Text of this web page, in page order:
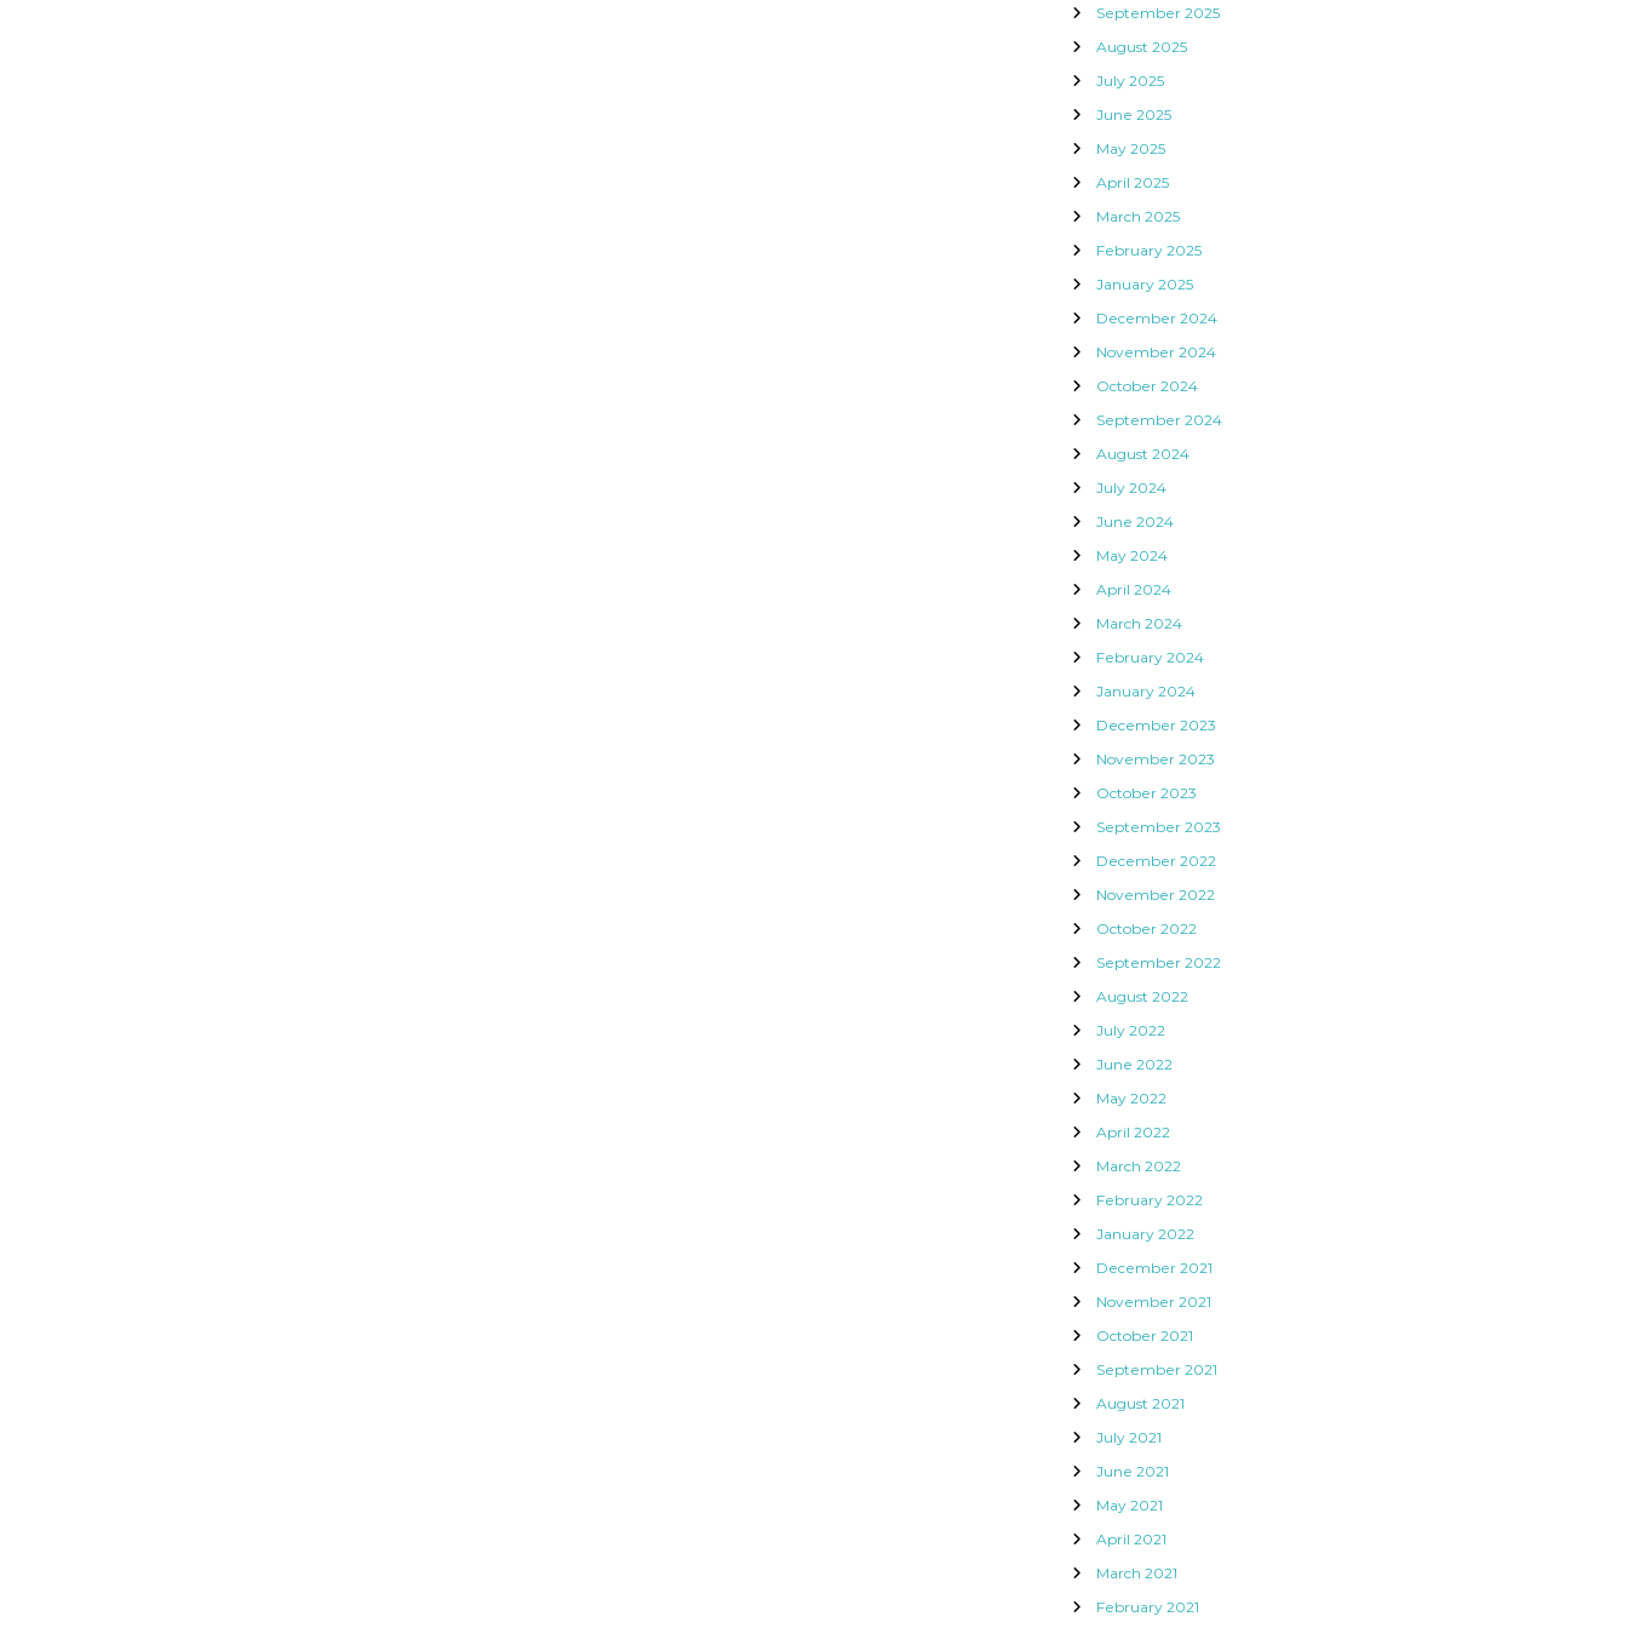
September 2025
August 2025
July 2025
June 2025
May 2025
April 2025
March 2025
February 2025
January 2025
December 2024
November 2024
October 2024
September 2024
August 2024
July 2024
June 2024
May 2024
April 2024
March 2024
February 2024
January 2024
December 2023
November 2023
October 2023
September 2023
December 2022
November 2022
October 2022
September 2022
August 2022
July 2022
June 2022
May 2022
April 2022
March 2022
February 2022
January 2022
December 2021
November 2021
October 2021
September 2021
August 2021
July 2021
June 2021
May 2021
April 2021
March 2021
February 2021